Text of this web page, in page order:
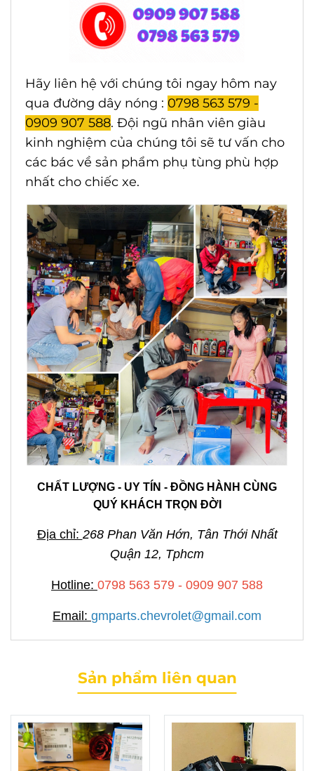
Hãy liên hệ với chúng tôi ngay hôm nay
qua đường dây nóng : 0798 563 579 -
0909 907 588. Đội ngũ nhân viên giàu
kinh nghiệm của chúng tôi sẽ tư vấn cho
các bác về sản phẩm phụ tùng phù hợp
nhất cho chiếc xe.
CHẤT LƯỢNG - UY TÍN - ĐỒNG HÀNH CÙNG
QUÝ KHÁCH TRỌN ĐỜI
Địa chỉ: 268 Phan Văn Hớn, Tân Thới Nhất
Quận 12, Tphcm
Hotline: 0798 563 579 - 0909 907 588
Email: gmparts.chevrolet@gmail.com
Sản phẩm liên quan